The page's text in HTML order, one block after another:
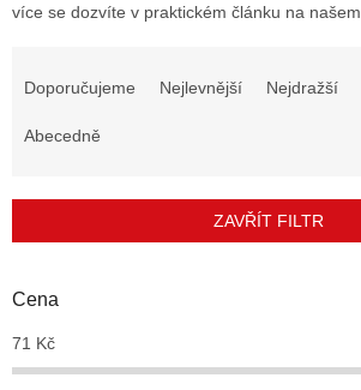
více se dozvíte v praktickém článku na našem
r
d
k
t
Doporučujeme Nejlevnější Nejdražší
Abecedně
ZAVŘÍT FILTR
Cena
71 Kč